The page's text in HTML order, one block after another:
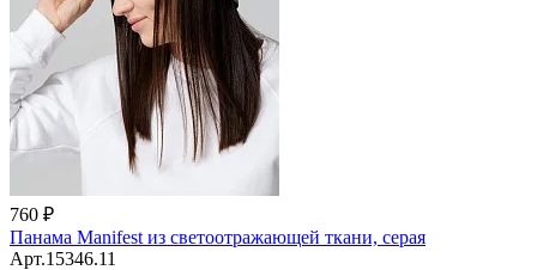
760 ₽
Панама Manifest из светоотражающей ткани, серая
Арт.15346.11